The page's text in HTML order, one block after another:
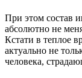
При этом состав
абсолютно не
Кстати в теплое
актуально не
человека,